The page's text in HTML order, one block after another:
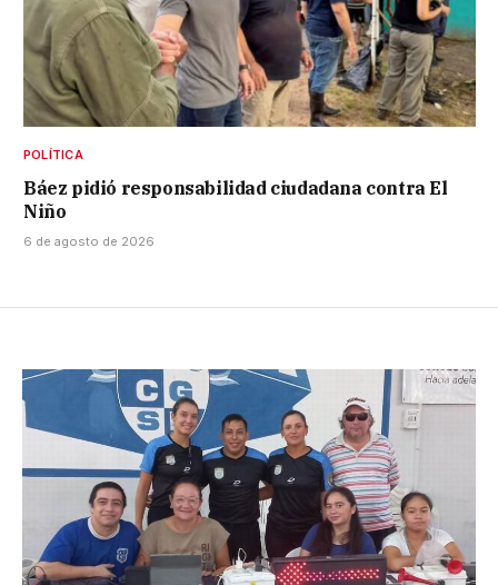
POLÍTICA
Báez pidió responsabilidad ciudadana contra El
Niño
6 de agosto de 2026